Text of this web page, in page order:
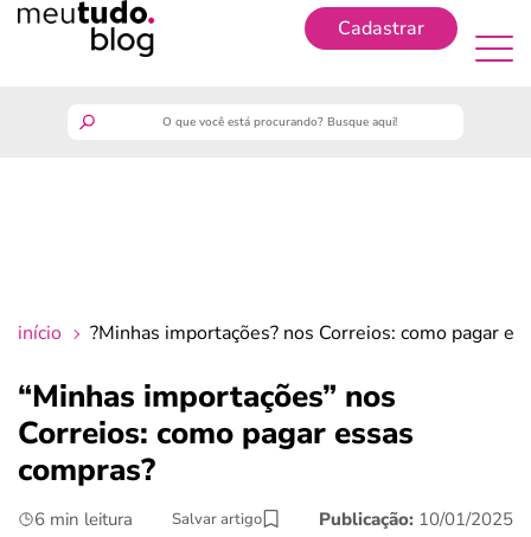
Cadastrar
crédito fácil
últimas notícias
início ?Minhas importações? nos Correios: como pagar
“Minhas importações” nos
Correios: como pagar essas
compras?
6 min leitura Salvar artigo Publicação: 10/01/2025